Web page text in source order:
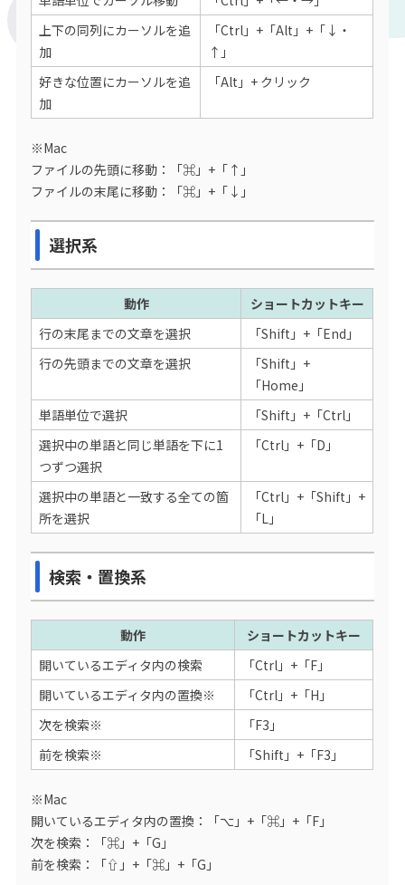
上下の同列にカーソルを追
加
「Ctrl」+「Alt」+「↓・
↑」
好きな位置にカーソルを追
加
「Alt」+ クリック
※Mac
ファイルの先頭に移動：「⌘」+「↑」
ファイルの末尾に移動：「⌘」+「↓」
選択系
動作
ショートカットキー
行の末尾までの文章を選択
「Shift」+「End」
行の先頭までの文章を選択
「Shift」+
「Home」
単語単位で選択
「Shift」+「Ctrl」
選択中の単語と同じ単語を下に1
つずつ選択
「Ctrl」+「D」
選択中の単語と一致する全ての箇
所を選択
「Ctrl」+「Shift」+
「L」
検索・置換系
動作
ショートカットキー
開いているエディタ内の検索
「Ctrl」+「F」
開いているエディタ内の置換※
「Ctrl」+「H」
次を検索※
「F3」
前を検索※
「Shift」+「F3」
※Mac
開いているエディタ内の置換：「⌥」+「⌘」+「F」
次を検索：「⌘」+「G」
前を検索：「⇧」+「⌘」+「G」